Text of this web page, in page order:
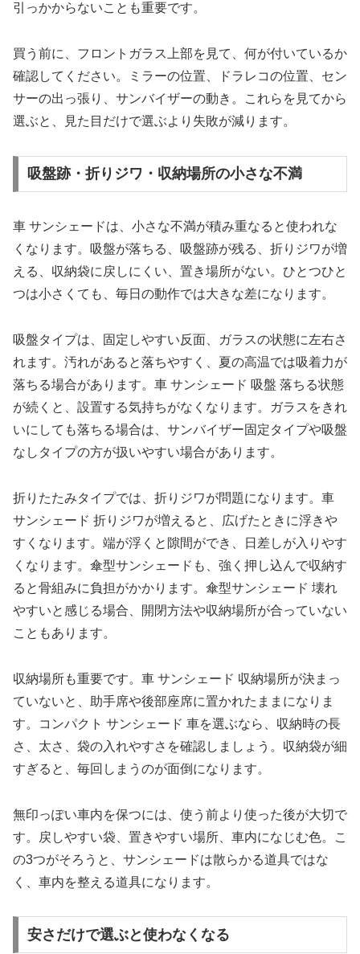
引っかからないことも重要です。
買う前に、フロントガラス上部を見て、何が付いているか
確認してください。ミラーの位置、ドラレコの位置、セン
サーの出っ張り、サンバイザーの動き。これらを見てから
選ぶと、見た目だけで選ぶより失敗が減ります。
吸盤跡・折りジワ・収納場所の小さな不満
車 サンシェードは、小さな不満が積み重なると使われな
くなります。吸盤が落ちる、吸盤跡が残る、折りジワが増
える、収納袋に戻しにくい、置き場所がない。ひとつひと
つは小さくても、毎日の動作では大きな差になります。
吸盤タイプは、固定しやすい反面、ガラスの状態に左右さ
れます。汚れがあると落ちやすく、夏の高温では吸着力が
落ちる場合があります。車 サンシェード 吸盤 落ちる状態
が続くと、設置する気持ちがなくなります。ガラスをきれ
いにしても落ちる場合は、サンバイザー固定タイプや吸盤
なしタイプの方が扱いやすい場合があります。
折りたたみタイプでは、折りジワが問題になります。車
サンシェード 折りジワが増えると、広げたときに浮きや
すくなります。端が浮くと隙間ができ、日差しが入りやす
くなります。傘型サンシェードも、強く押し込んで収納す
ると骨組みに負担がかかります。傘型サンシェード 壊れ
やすいと感じる場合、開閉方法や収納場所が合っていない
こともあります。
収納場所も重要です。車 サンシェード 収納場所が決まっ
ていないと、助手席や後部座席に置かれたままになりま
す。コンパクト サンシェード 車を選ぶなら、収納時の長
さ、太さ、袋の入れやすさを確認しましょう。収納袋が細
すぎると、毎回しまうのが面倒になります。
無印っぽい車内を保つには、使う前より使った後が大切で
す。戻しやすい袋、置きやすい場所、車内になじむ色。こ
の3つがそろうと、サンシェードは散らかる道具ではな
く、車内を整える道具になります。
安さだけで選ぶと使わなくなる